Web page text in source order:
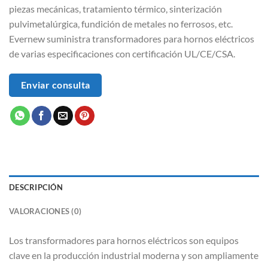
piezas mecánicas, tratamiento térmico, sinterización
pulvimetalúrgica, fundición de metales no ferrosos, etc.
Evernew suministra transformadores para hornos eléctricos
de varias especificaciones con certificación UL/CE/CSA.
Enviar consulta
DESCRIPCIÓN
VALORACIONES (0)
Los transformadores para hornos eléctricos son equipos
clave en la producción industrial moderna y son ampliamente